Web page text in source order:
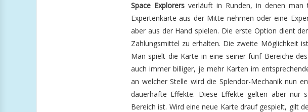
Space Explorers verläuft in Runden, in denen man
Expertenkarte aus der Mitte nehmen oder eine
aber aus der Hand spielen. Die erste Option dient
Zahlungsmittel zu erhalten. Die zweite Möglichkeit
Man spielt die Karte in eine seiner fünf Bereiche
auch immer billiger, je mehr Karten im
an welcher Stelle wird die Splendor-Mechanik nun
dauerhafte Effekte. Diese Effekte gelten aber
Bereich ist. Wird eine neue Karte drauf gespielt, gilt